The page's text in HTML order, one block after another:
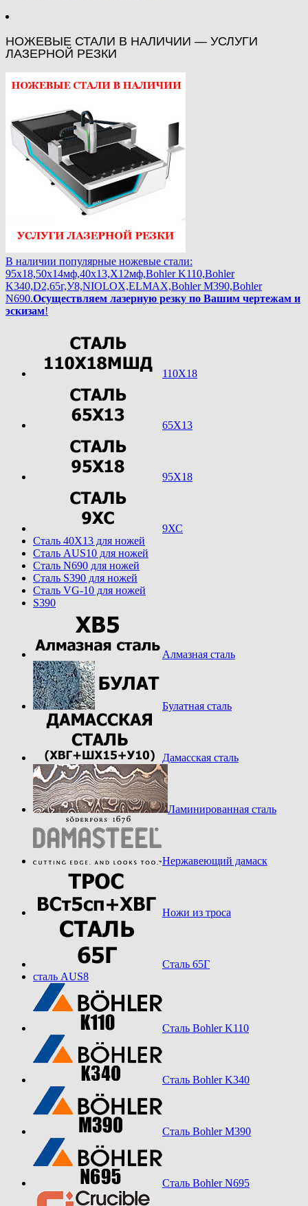
НОЖЕВЫЕ СТАЛИ В НАЛИЧИИ — УСЛУГИ
ЛАЗЕРНОЙ РЕЗКИ
В наличии популярные ножевые стали:
95х18,50х14мф,40х13,Х12мф,Bohler K110,Bohler
K340,D2,65г,У8,NIOLOX,ELMAX,Bohler М390,Bohler
N690.Осуществляем лазерную резку по Вашим чертежам и
эскизам!
110Х18
65Х13
95Х18
9ХС
Cталь 40Х13 для ножей
Cталь AUS10 для ножей
Cталь N690 для ножей
Cталь S390 для ножей
Cталь VG-10 для ножей
S390
Алмазная сталь
Булатная сталь
Дамасская сталь
Ламинированная сталь
Нержавеющий дамаск
Ножи из троса
Сталь 65Г
сталь AUS8
Сталь Bohler K110
Сталь Bohler K340
Сталь Bohler M390
Сталь Bohler N695